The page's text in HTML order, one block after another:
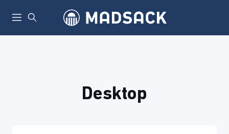
Desktop